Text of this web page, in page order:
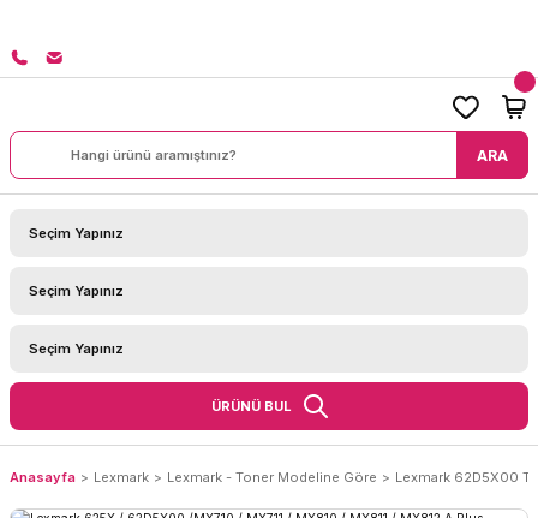
ARA
ÜRÜNÜ BUL
Anasayfa Lexmark Lexmark - Toner Modeline Göre Lexmark 62D5X00